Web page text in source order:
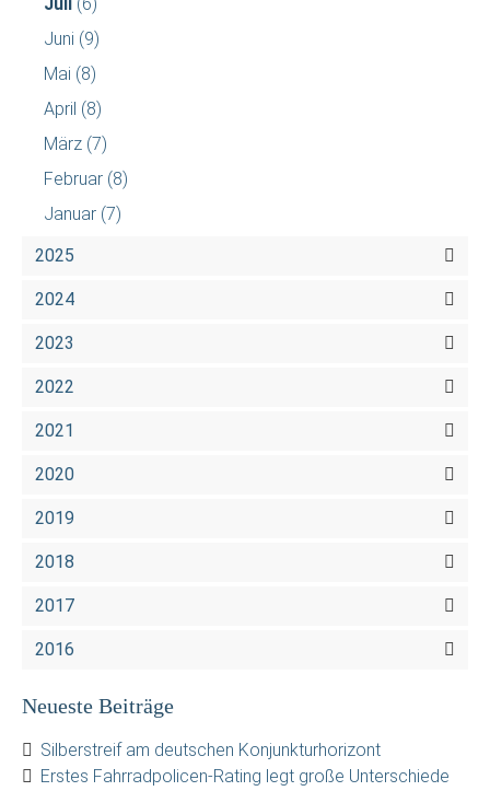
Juni (9)
Mai (8)
April (8)
März (7)
Februar (8)
Januar (7)
2025
2024
2023
2022
2021
2020
2019
2018
2017
2016
Neueste Beiträge
Silberstreif am deutschen Konjunkturhorizont
Erstes Fahrradpolicen-Rating legt große Unterschiede